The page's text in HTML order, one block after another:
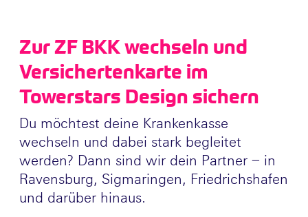
Zur ZF BKK wechseln und
Versichertenkarte im
Towerstars Design sichern
Du möchtest deine Krankenkasse
wechseln und dabei stark begleitet
werden? Dann sind wir dein Partner – in
Ravensburg, Sigmaringen, Friedrichshafen
und darüber hinaus.